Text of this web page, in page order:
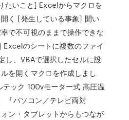
たいこと] Excelからマクロを
く [発生している事象] 開い
で不可視のままで操作できな
のシートに複数のファイ
し、VBAで選択したセルに設
を開くマクロを作成しまし
テック 100vモーター式 高圧温
「パソコン／テレビ両対
ン・タブレットからもつなが